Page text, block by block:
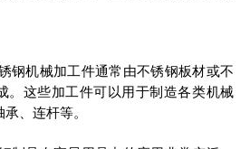
钢机械加工件通常由不锈钢板材或不
。这些加工件可以用于制造各类机械
、连杆等。